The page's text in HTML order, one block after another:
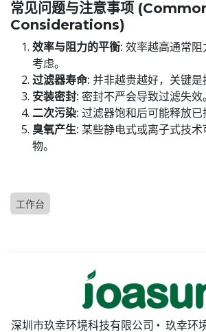
常见问题与注意事项
Considerations)
效率与阻力的平衡: 效率越高通常
考虑。
过滤器寿命: 并非越贵越好，关键是
安装密封: 密封不严会导致过滤失效。
二次污染: 过滤器饱和后可能释放已
臭氧产生: 某些静电式或离子式技
物。
工作台
深圳市玖幸环境科技有限公司 • 玖幸环